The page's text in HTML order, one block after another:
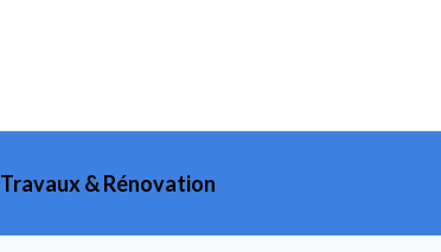
Travaux & Rénovation